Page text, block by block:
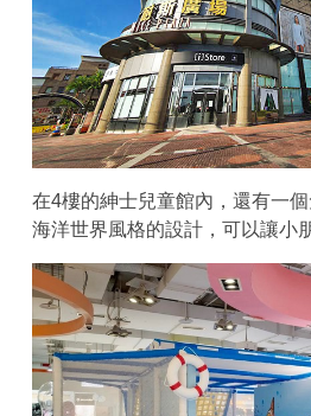
在4樓的紳士兒童館內，還有一
海洋世界風格的設計，可以讓小